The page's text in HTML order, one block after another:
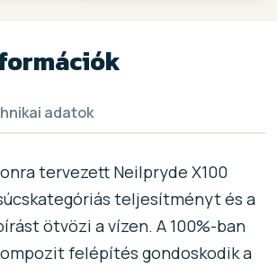
adatok
tervezett Neilpryde X100
teljesítményt és a
ötvözi a vízen. A 100%-ban
felépítés gondoskodik a